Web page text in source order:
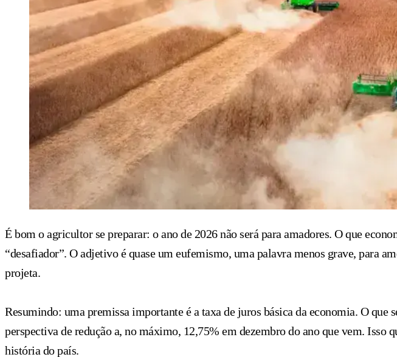
É bom o agricultor se preparar: o ano de 2026 não será para amadores. O que
“desafiador”. O adjetivo é quase um eufemismo, uma palavra menos grave, para
projeta.
Resumindo: uma premissa importante é a taxa de juros básica da economia. O
perspectiva de redução a, no máximo, 12,75% em dezembro do ano que vem.
história do país.